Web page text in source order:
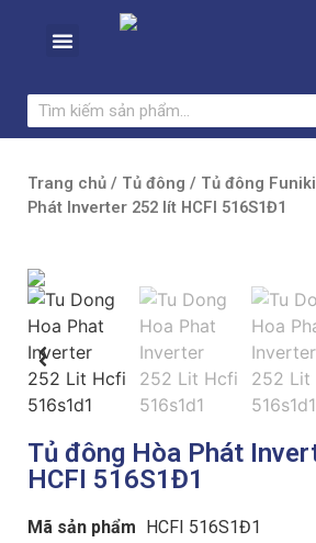
Trang chủ / Tủ đông / Tủ đông Funiki
Phát Inverter 252 lít HCFI 516S1Đ1
Tủ đông Hòa Phát
HCFI 516S1Đ1
Mã sản phẩm HCFI 516S1Đ1